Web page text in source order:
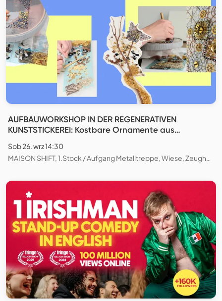
AUFBAUWORKSHOP IN DER REGENERATIVEN
KUNSTSTICKEREI: Kostbare Ornamente aus
gestalten
Sob 26. wrz 14:30
MAISON SHIFT, 1.Stock / Aufgang Metalltreppe, Wiese, Zeughausstrasse, Zürich, Schweiz